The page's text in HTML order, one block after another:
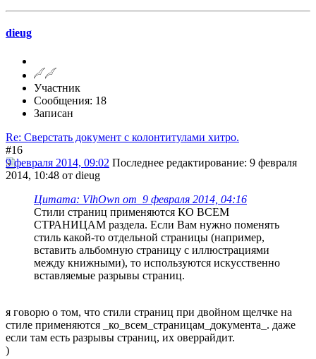
dieug
Участник
Сообщения: 18
Записан
Re: Сверстать документ с колонтитулами хитро.
#16
9 февраля 2014, 09:02 Последнее редактирование: 9 февраля
2014, 10:48 от dieug
Цитата: VlhOwn от 9 февраля 2014, 04:16
Стили страниц применяются КО ВСЕМ
СТРАНИЦАМ раздела. Если Вам нужно поменять
стиль какой-то отдельной страницы (например,
вставить альбомную страницу с иллюстрациями
между книжными), то используются искусственно
вставляемые разрывы страниц.
я говорю о том, что стили страниц при двойном щелчке на
стиле применяются _ко_всем_страницам_документа_. даже
если там есть разрывы страниц, их оверрайдит.
)